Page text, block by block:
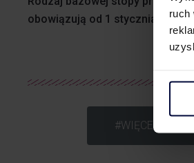
ruch
obowiązują od 1 stycznia 2025 r.
#WIĘCEJ